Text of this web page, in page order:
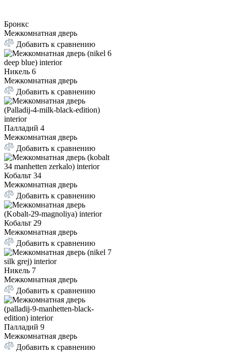
Бронкс
Межкомнатная дверь
Добавить к сравнению
Никель 6
Межкомнатная дверь
Добавить к сравнению
Палладий 4
Межкомнатная дверь
Добавить к сравнению
Кобальт 34
Межкомнатная дверь
Добавить к сравнению
Кобальт 29
Межкомнатная дверь
Добавить к сравнению
Никель 7
Межкомнатная дверь
Добавить к сравнению
Палладий 9
Межкомнатная дверь
Добавить к сравнению